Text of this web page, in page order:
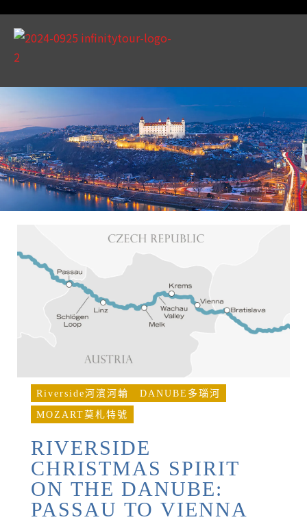
Riverside河濱河輪
DANUBE多瑙河
MOZART莫札特號
RIVERSIDE
CHRISTMAS SPIRIT
ON THE DANUBE:
PASSAU TO VIENNA